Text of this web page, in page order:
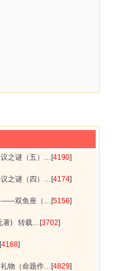
之谜（五）… [4190]
之谜（四）… [4174]
——双鱼座（… [5156]
著) 转载… [3702]
[4168]
物（命题作… [4829]